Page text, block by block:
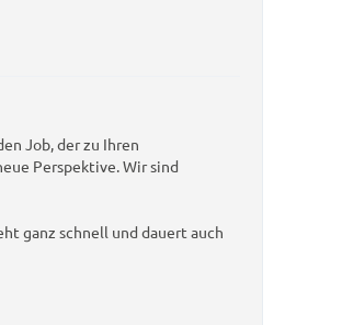
Job, der zu Ihren
Perspektive. Wir sind
ganz schnell und dauert auch